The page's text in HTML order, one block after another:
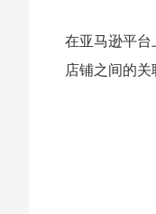
在亚马逊平台
店铺之间的